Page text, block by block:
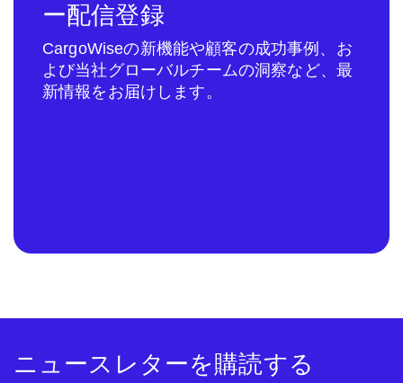
ー配信登録
CargoWiseの新機能や顧客の成功事例、お
よび当社グローバルチームの洞察など、最
新情報をお届けします。
ニュースレターを購読する